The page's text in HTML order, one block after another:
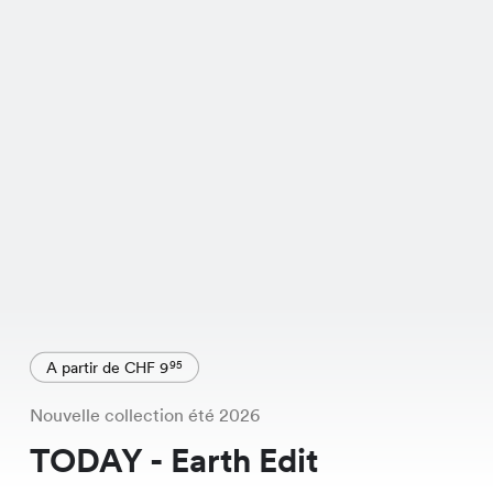
A partir de CHF 995
Nouvelle collection été 2026
TODAY - Earth Edit